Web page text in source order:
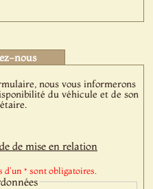
nous
nous vous informerons
du véhicule et de son
de mise en relation
d'un * sont obligatoires.